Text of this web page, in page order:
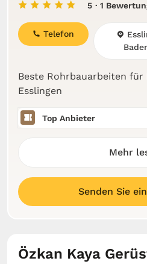
5 · 1
Beste Rohrbauarbeiten für
Esslingen
Telefon
Top Anbieter
Mehr
Senden Sie
Özkan Kaya